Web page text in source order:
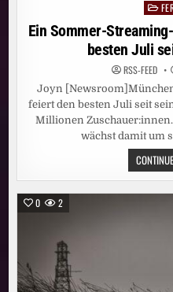
in
Ein Sommer-
besten Juli
RSS-FEED
Joyn
feiert den besten Juli seit
Millionen Zuschauer:innen.
wächst damit um
0 2